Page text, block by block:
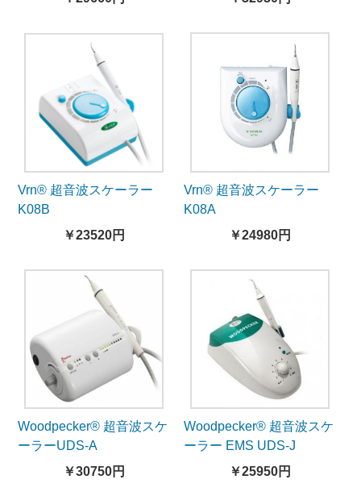
Vrn® 超音波スケーラー
K08B
￥23520円
Vrn® 超音波スケーラー
K08A
￥24980円
Woodpecker® 超音波スケ
ーラーUDS-A
￥30750円
Woodpecker® 超音波スケ
ーラー EMS UDS-J
￥25950円